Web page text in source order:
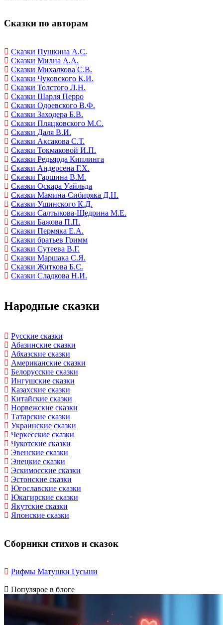
Сказки по авторам
Сказки Пушкина А.С.
Сказки Милна А.А.
Сказки Михалкова С.В.
Сказки Чуковского К.И.
Сказки Толстого Л.Н.
Сказки Шарля Перро
Сказки Одоевского В.Ф.
Сказки Заходера Б.В.
Сказки Пляцковского М.С.
Сказки Даля В.И.
Сказки Аксакова С.Т.
Сказки Токмаковой И.П.
Сказки Редьярда Киплинга
Сказки Андерсена Г.Х.
Сказки Гаршина В.М.
Сказки Оскара Уайльда
Сказки Мамина-Сибиряка Д.Н.
Сказки Ушинского К.Д.
Сказки Салтыкова-Щедрина М.Е.
Сказки Бажова П.П.
Сказки Пермяка Е.А.
Сказки братьев Гримм
Сказки Сутеева В.Г.
Сказки Маршака С.Я.
Сказки Житкова Б.С.
Сказки Сладкова Н.И.
Народные сказки
Русские сказки
Абазинские сказки
Абхазские сказки
Американские сказки
Белорусские сказки
Ингушские сказки
Казахские сказки
Китайские сказки
Норвежские сказки
Татарские сказки
Украинские сказки
Черкесские сказки
Чукотские сказки
Эвенские сказки
Энецкие сказки
Эскимосские сказки
Эстонские сказки
Югославские сказки
Юкагирские сказки
Якутские сказки
Японские сказки
Сборники стихов и сказок
Рифмы Матушки Гусыни
Популярое в блоге